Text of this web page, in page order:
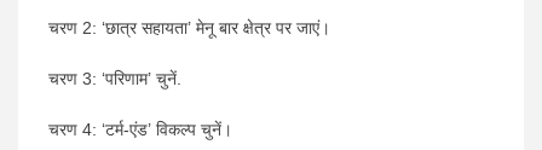
चरण 2: ‘छात्र सहायता’ मेनू बार क्षेत्र पर जाएं।
चरण 3: ‘परिणाम’ चुनें.
चरण 4: ‘टर्म-एंड’ विकल्प चुनें।